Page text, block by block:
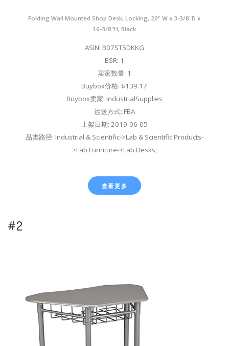
Folding Wall Mounted Shop Desk, Locking, 20" W x 3-3/8"D x
16-3/8"H, Black
ASIN: B07ST5DKKG
BSR: 1
卖家数量: 1
Buybox价格: $139.17
Buybox卖家: IndustrialSupplies
运送方式: FBA
上架日期: 2019-06-05
品类路径: Industrial & Scientific->Lab & Scientific Products-
>Lab Furniture->Lab Desks;
查看更多
#2